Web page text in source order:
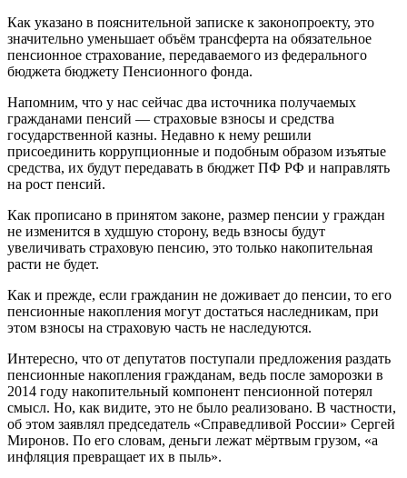
Как указано в пояснительной записке к законопроекту, это
значительно уменьшает объём трансферта на обязательное
пенсионное страхование, передаваемого из федерального
бюджета бюджету Пенсионного фонда.
Напомним, что у нас сейчас два источника получаемых
гражданами пенсий — страховые взносы и средства
государственной казны. Недавно к нему решили
присоединить коррупционные и подобным образом изъятые
средства, их будут передавать в бюджет ПФ РФ и направлять
на рост пенсий.
Как прописано в принятом законе, размер пенсии у граждан
не изменится в худшую сторону, ведь взносы будут
увеличивать страховую пенсию, это только накопительная
расти не будет.
Как и прежде, если гражданин не доживает до пенсии, то его
пенсионные накопления могут достаться наследникам, при
этом взносы на страховую часть не наследуются.
Интересно, что от депутатов поступали предложения раздать
пенсионные накопления гражданам, ведь после заморозки в
2014 году накопительный компонент пенсионной потерял
смысл. Но, как видите, это не было реализовано. В частности,
об этом заявлял председатель «Справедливой России» Сергей
Миронов. По его словам, деньги лежат мёртвым грузом, «а
инфляция превращает их в пыль».